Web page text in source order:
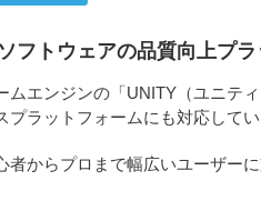
ソフトウェアの品質向上プ
ムエンジンの「UNITY（ユニテ
プラットフォームにも対応して
者からプロまで幅広いユーザー